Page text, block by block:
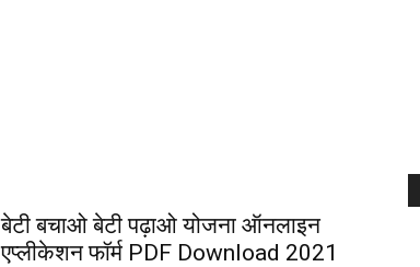
बेटी बचाओ बेटी पढ़ाओ योजना ऑनलाइन
एप्लीकेशन फॉर्म PDF Download 2021